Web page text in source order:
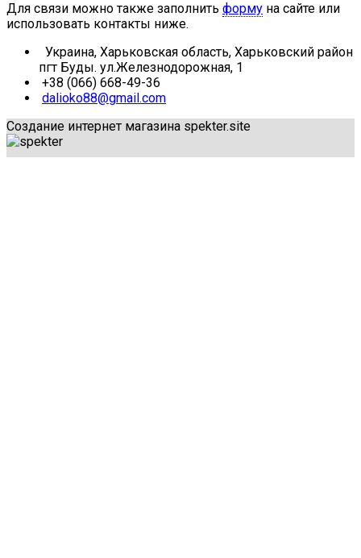
Для связи можно также заполнить форму на сайте или
использовать контакты ниже.
Украина, Харьковская область, Харьковский район
пгт Буды. ул.Железнодорожная, 1
+38 (066) 668-49-36
dalioko88@gmail.com
Создание интернет магазина spekter.site